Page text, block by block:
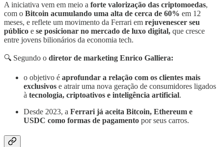
A iniciativa vem em meio a forte valorização das criptomoedas,
com o Bitcoin acumulando uma alta de cerca de 60% em 12
meses, e reflete um movimento da Ferrari em rejuvenescer seu
público e se posicionar no mercado de luxo digital, que cresce
entre jovens bilionários da economia tech.
🔍 Segundo o diretor de marketing Enrico Galliera:
o objetivo é aprofundar a relação com os clientes mais
exclusivos e atrair uma nova geração de consumidores ligados
à tecnologia, criptoativos e inteligência artificial.
Desde 2023, a Ferrari já aceita Bitcoin, Ethereum e
USDC como formas de pagamento por seus carros.